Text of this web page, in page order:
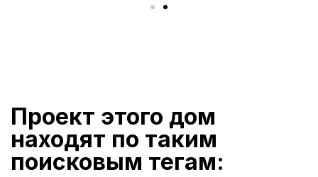
Проект этого дом
находят по таким
поисковым тегам: